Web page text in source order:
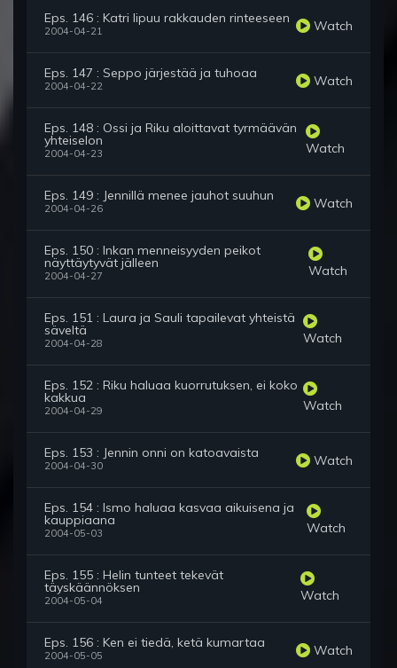
Eps. 146 : Katri lipuu rakkauden rinteeseen
2004-04-21 Watch
Eps. 147 : Seppo järjestää ja tuhoaa
2004-04-22 Watch
Eps. 148 : Ossi ja Riku aloittavat tyrmäävän
yhteiselon
2004-04-23 Watch
Eps. 149 : Jennillä menee jauhot suuhun
2004-04-26 Watch
Eps. 150 : Inkan menneisyyden peikot
näyttäytyvät jälleen
2004-04-27 Watch
Eps. 151 : Laura ja Sauli tapailevat yhteistä
säveltä
2004-04-28 Watch
Eps. 152 : Riku haluaa kuorrutuksen, ei koko
kakkua
2004-04-29 Watch
Eps. 153 : Jennin onni on katoavaista
2004-04-30 Watch
Eps. 154 : Ismo haluaa kasvaa aikuisena ja
kauppiaana
2004-05-03 Watch
Eps. 155 : Helin tunteet tekevät
täyskäännöksen
2004-05-04 Watch
Eps. 156 : Ken ei tiedä, ketä kumartaa
2004-05-05 Watch